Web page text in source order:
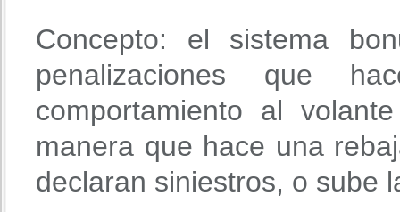
Concepto: el sistema
penalizaciones que
comportamiento al
manera que hace una
declaran siniestros, o sube